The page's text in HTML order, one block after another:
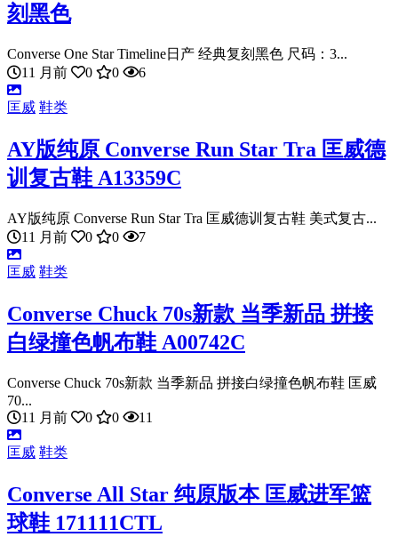
刻黑色
Converse One Star Timeline日产 经典复刻黑色 尺码：3...
11 月前
0 0 6
匡威 鞋类
AY版纯原 Converse Run Star Tra 匡威德
训复古鞋 A13359C
AY版纯原 Converse Run Star Tra 匡威德训复古鞋 美式复古...
11 月前
0 0 7
匡威 鞋类
Converse Chuck 70s新款 当季新品 拼接
白绿撞色帆布鞋 A00742C
Converse Chuck 70s新款 当季新品 拼接白绿撞色帆布鞋 匡威
70...
11 月前
0 0 11
匡威 鞋类
Converse All Star 纯原版本 匡威进军篮
球鞋 171111CTL